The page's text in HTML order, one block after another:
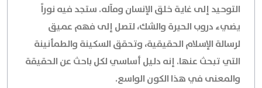
التوحيد إلى غاية خلق الإنسان ومآله. ستجد فيه نوراً
يضيء دروب الحيرة والشك، لتصل إلى فهم عميق
لرسالة الإسلام الحقيقية، وتحقق السكينة والطمأنينة
التي تبحث عنها. إنه دليل أساسي لكل باحث عن الحقيقة
والمعنى في هذا الكون الواسع.